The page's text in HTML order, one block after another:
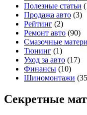
Полезные статьи
Продажа авто (3)
Рейтинг (2)
Ремонт авто (90)
Смазочные
Тюнинг (1)
Уход за авто (17)
Финансы (10)
Шиномонтажи
Секретные